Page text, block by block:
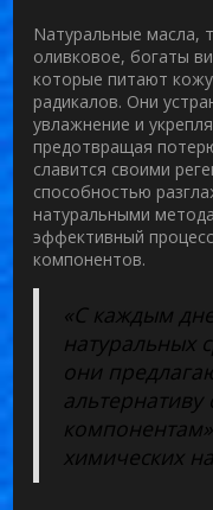
Nатуральные масла,
оливковое, богаты
которые питают
радикалов. Они
увлажнение и
предотвращая
славится своими
способностью
натуральными
эффективный
компонентов.
«С каждым
натуральных
они
альтернативу
химических